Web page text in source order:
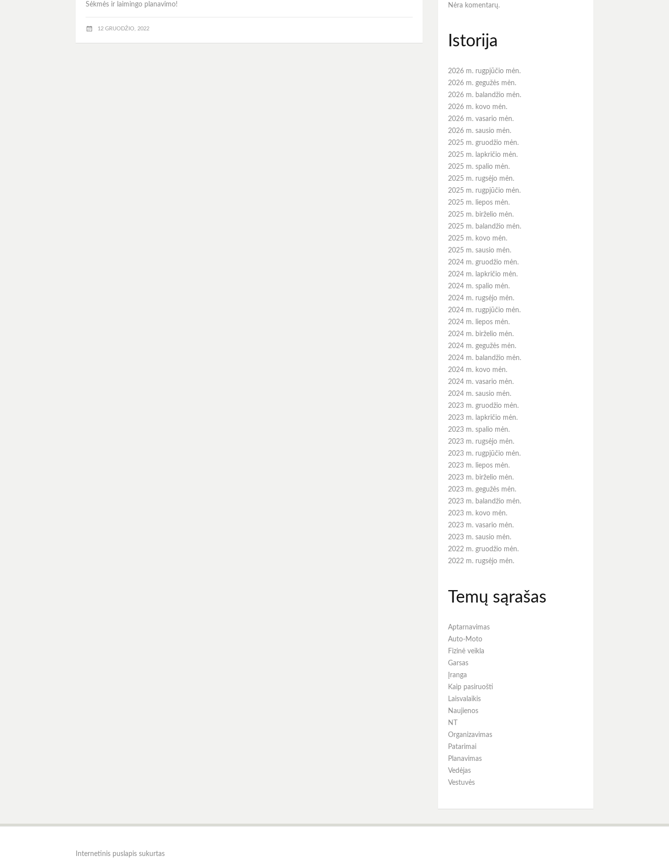
Sėkmės ir laimingo planavimo!
12 GRUODŽIO, 2022
Nėra komentarų.
Istorija
2026 m. rugpjūčio mėn.
2026 m. gegužės mėn.
2026 m. balandžio mėn.
2026 m. kovo mėn.
2026 m. vasario mėn.
2026 m. sausio mėn.
2025 m. gruodžio mėn.
2025 m. lapkričio mėn.
2025 m. spalio mėn.
2025 m. rugsėjo mėn.
2025 m. rugpjūčio mėn.
2025 m. liepos mėn.
2025 m. birželio mėn.
2025 m. balandžio mėn.
2025 m. kovo mėn.
2025 m. sausio mėn.
2024 m. gruodžio mėn.
2024 m. lapkričio mėn.
2024 m. spalio mėn.
2024 m. rugsėjo mėn.
2024 m. rugpjūčio mėn.
2024 m. liepos mėn.
2024 m. birželio mėn.
2024 m. gegužės mėn.
2024 m. balandžio mėn.
2024 m. kovo mėn.
2024 m. vasario mėn.
2024 m. sausio mėn.
2023 m. gruodžio mėn.
2023 m. lapkričio mėn.
2023 m. spalio mėn.
2023 m. rugsėjo mėn.
2023 m. rugpjūčio mėn.
2023 m. liepos mėn.
2023 m. birželio mėn.
2023 m. gegužės mėn.
2023 m. balandžio mėn.
2023 m. kovo mėn.
2023 m. vasario mėn.
2023 m. sausio mėn.
2022 m. gruodžio mėn.
2022 m. rugsėjo mėn.
Temų sąrašas
Aptarnavimas
Auto-Moto
Fizinė veikla
Garsas
Įranga
Kaip pasiruošti
Laisvalaikis
Naujienos
NT
Organizavimas
Patarimai
Planavimas
Vedėjas
Vestuvės
Internetinis puslapis sukurtas